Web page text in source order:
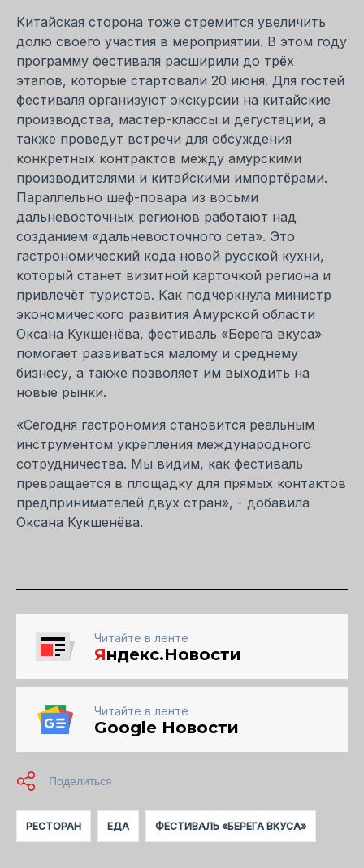
Китайская сторона тоже стремится увеличить
долю своего участия в мероприятии. В этом году
программу фестиваля расширили до трёх
этапов, которые стартовали 20 июня. Для гостей
фестиваля организуют экскурсии на китайские
производства, мастер-классы и дегустации, а
также проведут встречи для обсуждения
конкретных контрактов между амурскими
производителями и китайскими импортёрами.
Параллельно шеф-повара из восьми
дальневосточных регионов работают над
созданием «дальневосточного сета». Это
гастрономический кода новой русской кухни,
который станет визитной карточкой региона и
привлечёт туристов. Как подчеркнула министр
экономического развития Амурской области
Оксана Кукшенёва, фестиваль «Берега вкуса»
помогает развиваться малому и среднему
бизнесу, а также позволяет им выходить на
новые рынки.
«Сегодня гастрономия становится реальным
инструментом укрепления международного
сотрудничества. Мы видим, как фестиваль
превращается в площадку для прямых контактов
предпринимателей двух стран», - добавила
Оксана Кукшенёва.
Читайте в ленте
Яндекс.Новости
Читайте в ленте
Google Новости
РЕСТОРАН ЕДА ФЕСТИВАЛЬ «БЕРЕГА ВКУСА»